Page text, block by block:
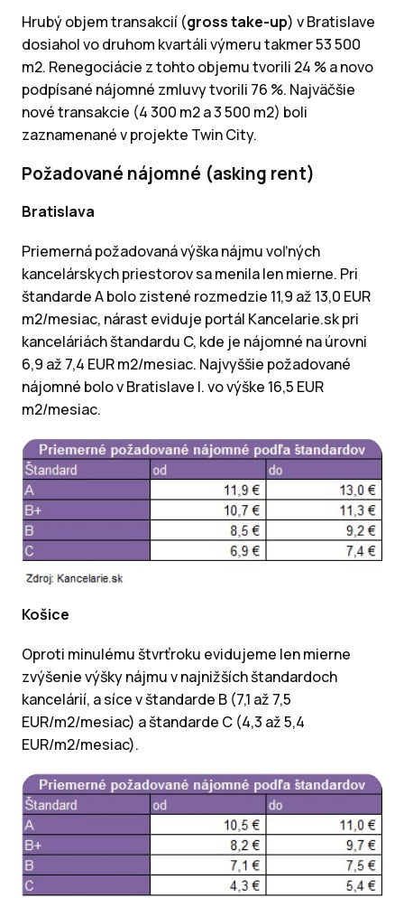
Hrubý objem transakcií (gross take-up) v Bratislave
dosiahol vo druhom kvartáli výmeru takmer 53 500
m2. Renegociácie z tohto objemu tvorili 24 % a novo
podpísané nájomné zmluvy tvorili 76 %. Najväčšie
nové transakcie (4 300 m2 a 3 500 m2) boli
zaznamenané v projekte Twin City.
Požadované nájomné (asking rent)
Bratislava
Priemerná požadovaná výška nájmu voľných
kancelárskych priestorov sa menila len mierne. Pri
štandarde A bolo zistené rozmedzie 11,9 až 13,0 EUR
m2/mesiac, nárast eviduje portál Kancelarie.sk pri
kanceláriách štandardu C, kde je nájomné na úrovni
6,9 až 7,4 EUR m2/mesiac. Najvyššie požadované
nájomné bolo v Bratislave I. vo výške 16,5 EUR
m2/mesiac.
Košice
Oproti minulému štvrťroku evidujeme len mierne
zvýšenie výšky nájmu v najnižších štandardoch
kancelárií, a síce v štandarde B (7,1 až 7,5
EUR/m2/mesiac) a štandarde C (4,3 až 5,4
EUR/m2/mesiac).